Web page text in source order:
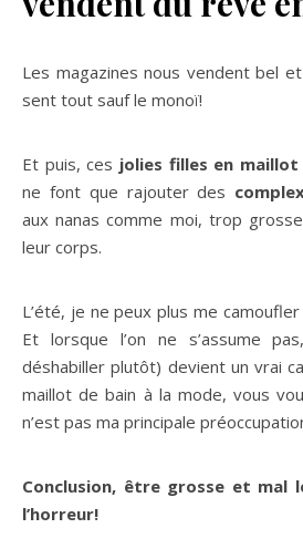
Les magazines nous vendent bel
sent tout sauf le monoï!
Et puis, ces jolies filles en
ne font que rajouter des
aux nanas comme moi, trop
leur corps.
L’été, je ne peux plus me
Et lorsque l’on ne s’assume
déshabiller plutôt) devient un vrai
maillot de bain à la mode, vous
n’est pas ma principale
Conclusion, être grosse et mal
l’horreur!